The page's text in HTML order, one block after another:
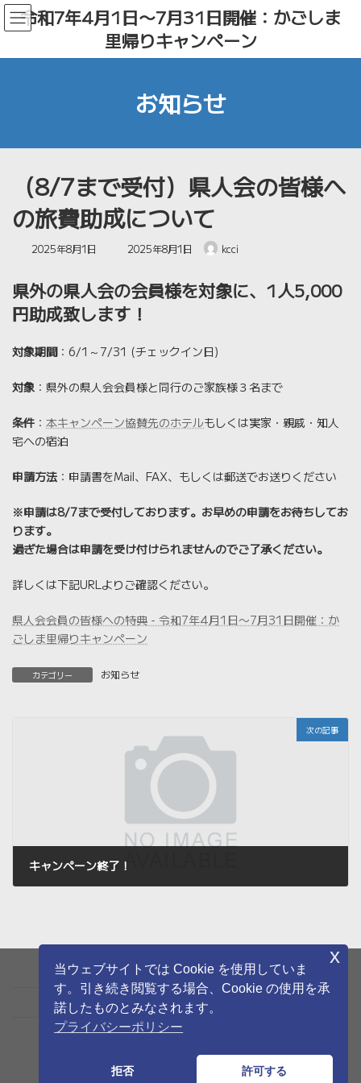
コ
ン
ン
プ
ナ
ビ
ー
動
令和7年4月1日〜7月31日開催：かごしま
里帰りキャンペーン
お知らせ
（8/7まで受付）県人会の皆様へ
の旅費助成について
2025年8月1日
最
新
日
2025年8月1日 kcci
県外の県人会の会員様を対象に、1人5,000
円助成致します！
対象期間：6/1～7/31 (チェックイン日)
対象 ：県外の県人会会員様と同行のご家族様３名まで
条件 ： 本キャンペーン協賛先のホテルもしくは実家・親戚・知人
宅への宿泊
申請方法 ：申請書をMail、FAX、もしくは郵送でお送りください
※申請は8/7まで受付しております。お早めの申請をお待ちしてお
ります。
過ぎた場合は申請を受け付けられませんのでご了承ください。
詳しくは下記URLよりご確認ください。
県人会会員の皆様への特典 - 令和7年4月1日〜7月31日開催：か
ごしま里帰りキャンペーン
カテゴリー お知らせ
次の記事
キャンペーン終了！
お問い合わせ
プライバシーポリシー
鹿児島商工会議所
099-225-9511
099-227-1619
当ウェブサイトでは Cookie を使用していま
す。引き続き閲覧する場合、Cookie の使用を承
諾したものとみなされます。
プライバシーポリシー
拒否 許可する
x